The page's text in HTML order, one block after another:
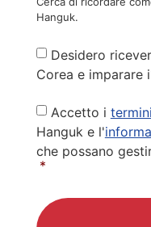
Hanguk.
Newsletter
Desidero
Corea e imparare
Privacy
Policy *
Accetto i
Hanguk e l'
che possano
*